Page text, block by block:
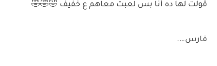
قولت لها ده أنا بس لعبت معاهم ع خفيف 🤣🤣🤣
فارس….